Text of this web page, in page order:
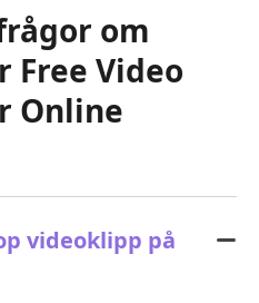
om
Free Video
Online
videoklipp på